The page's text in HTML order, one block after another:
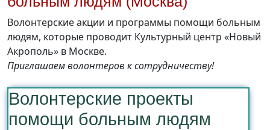
Волонтерские акции и программы помощи больным
людям, которые проводит Культурный центр «Новый
Акрополь» в Москве.
Приглашаем волонтеров к сотрудничеству!
Волонтерские проекты
помощи больным людям